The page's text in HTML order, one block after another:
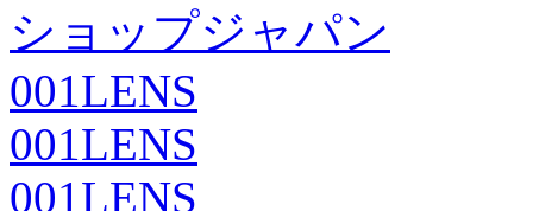
ショップジャパン
001LENS
001LENS
001LENS